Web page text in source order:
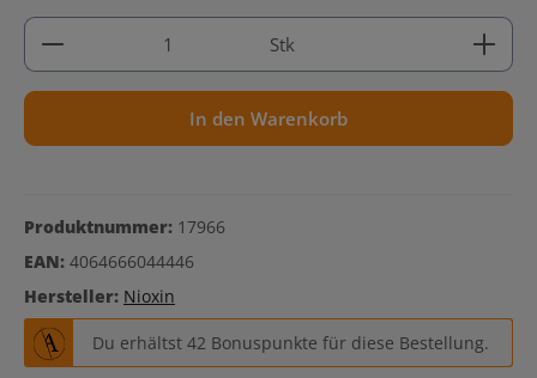
Produkt Anzahl: Gib den gewünschten Wert ein
Stk
In den Warenkorb
Produktnummer: 17966
EAN: 4064666044446
Hersteller: Nioxin
Du erhältst 42 Bonuspunkte für diese Bestellung.